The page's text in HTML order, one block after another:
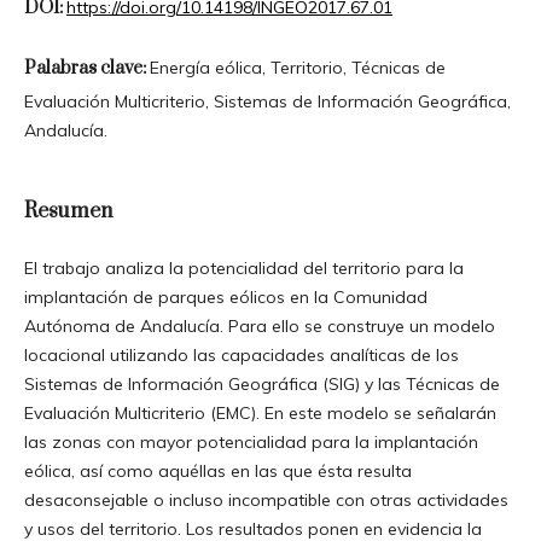
DOI:https://doi.org/10.14198/INGEO2017.67.01
Palabras clave:Energía eólica, Territorio, Técnicas de
Evaluación Multicriterio, Sistemas de Información Geográfica,
Andalucía.
Resumen
El trabajo analiza la potencialidad del territorio para la
implantación de parques eólicos en la Comunidad
Autónoma de Andalucía. Para ello se construye un modelo
locacional utilizando las capacidades analíticas de los
Sistemas de Información Geográfica (SIG) y las Técnicas de
Evaluación Multicriterio (EMC). En este modelo se señalarán
las zonas con mayor potencialidad para la implantación
eólica, así como aquéllas en las que ésta resulta
desaconsejable o incluso incompatible con otras actividades
y usos del territorio. Los resultados ponen en evidencia la